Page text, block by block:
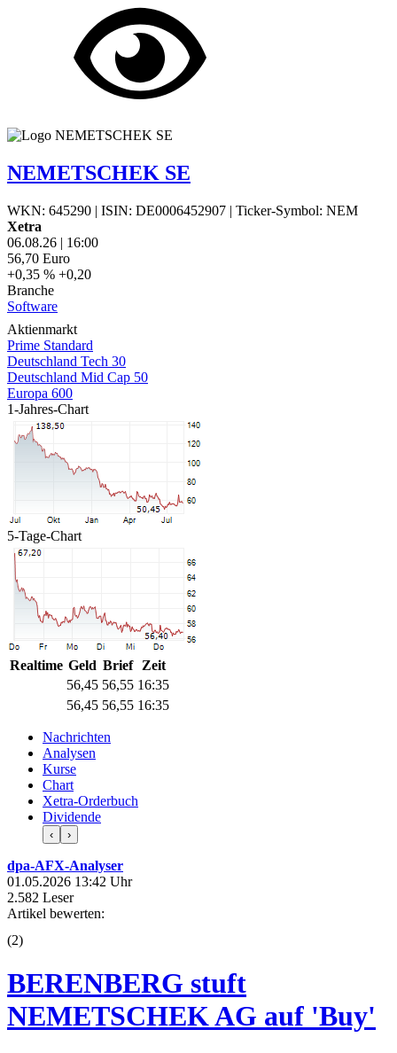
NEMETSCHEK SE
WKN: 645290 | ISIN: DE0006452907 | Ticker-Symbol: NEM
Xetra
06.08.26 | 16:00
56,70 Euro
+0,35 % +0,20
Branche
Software
Aktienmarkt
Prime Standard
Deutschland Tech 30
Deutschland Mid Cap 50
Europa 600
1-Jahres-Chart
5-Tage-Chart
Realtime Geld Brief
Zeit
56,45 56,55 16:35
56,45 56,55 16:35
Nachrichten
Analysen
Kurse
Chart
Xetra-Orderbuch
Dividende
‹ ›
dpa-AFX-Analyser
01.05.2026 13:42 Uhr
2.582 Leser
Artikel bewerten:
(2)
BERENBERG stuft
NEMETSCHEK AG auf 'Buy'